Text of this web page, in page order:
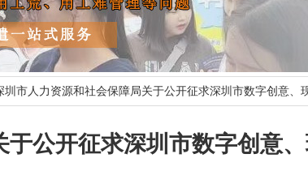
圳市人力资源和社会保障局关于公开征求深圳市数字创意、
公开征求深圳市数字创意